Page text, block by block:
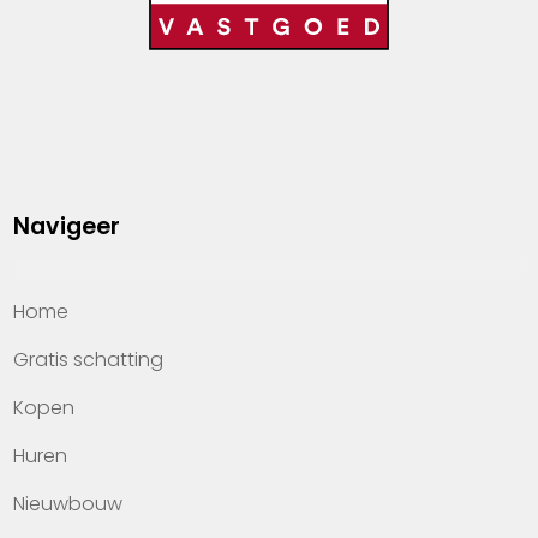
Navigeer
Home
Gratis schatting
Kopen
Huren
Nieuwbouw